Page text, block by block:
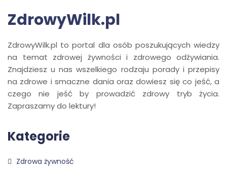
ZdrowyWilk.pl
ZdrowyWilk.pl to portal dla osób poszukujących wiedzy
na temat zdrowej żywności i zdrowego odżywiania.
Znajdziesz u nas wszelkiego rodzaju porady i przepisy
na zdrowe i smaczne dania oraz dowiesz się co jeść, a
czego nie jeść by prowadzić zdrowy tryb życia.
Zapraszamy do lektury!
Kategorie
Zdrowa żywność